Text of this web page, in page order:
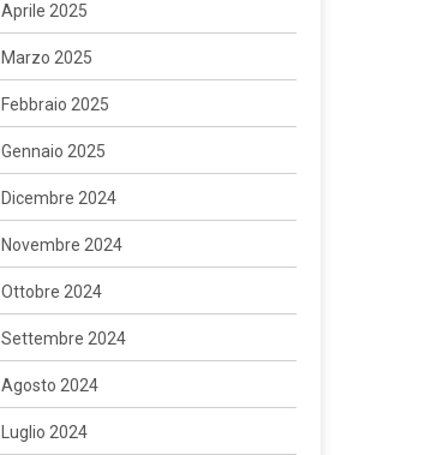
Aprile 2025
Marzo 2025
Febbraio 2025
Gennaio 2025
Dicembre 2024
Novembre 2024
Ottobre 2024
Settembre 2024
Agosto 2024
Luglio 2024